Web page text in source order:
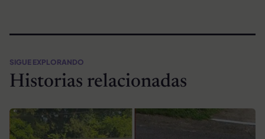
SIGUE EXPLORANDO
Historias relacionadas